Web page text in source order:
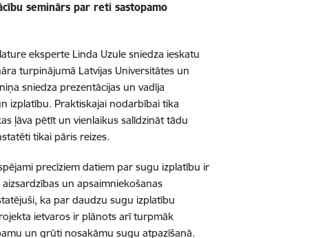
seminārs par reti sastopamo
eksperte Linda Uzule sniedza ieskatu
turpinājumā Latvijas Universitātes un
sniedza prezentācijas un vadīja
izplatību. Praktiskajai nodarbībai tika
ļāva pētīt un vienlaikus salīdzināt tādu
tikai pāris reizes.
precīziem datiem par sugu izplatību ir
un apsaimniekošanas
ka par daudzu sugu izplatību
ietvaros ir plānots arī turpmāk
un grūti nosakāmu sugu atpazīšanā.